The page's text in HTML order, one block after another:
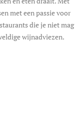
met een passie voor
die je niet mag
wijnadviezen.